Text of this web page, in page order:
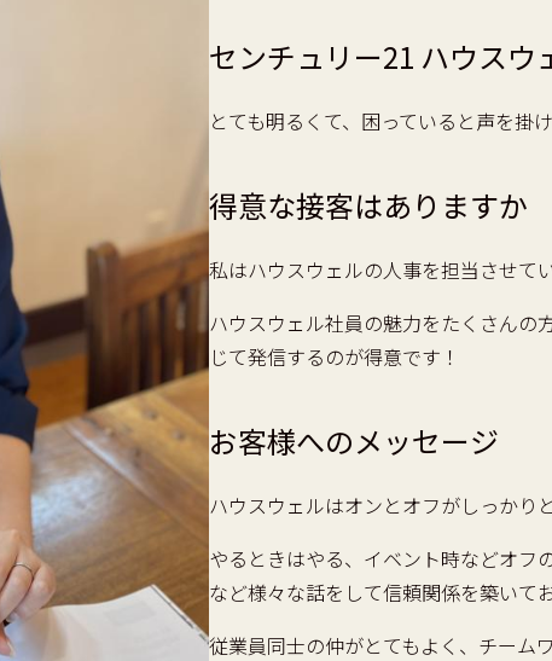
センチュリー21 ハウスウ
とても明るくて、困っていると声を掛
得意な接客はありますか
私はハウスウェルの人事を担当させて
ハウスウェル社員の魅力をたくさんの
じて発信するのが得意です！
お客様へのメッセージ
ハウスウェルはオンとオフがしっかり
やるときはやる、イベント時などオフ
など様々な話をして信頼関係を築いてお
従業員同士の仲がとてもよく、チーム